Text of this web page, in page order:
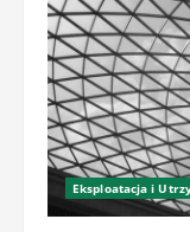
Eksploatacja i